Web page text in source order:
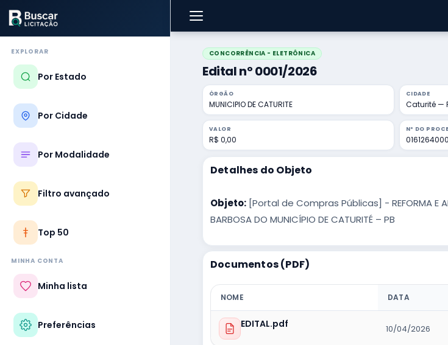
EXPLORAR
Por Estado
Por Cidade
Por Modalidade
Filtro avançado
Top 50
MINHA CONTA
Minha lista
Preferências
CONCORRÊNCIA - ELETRÔNICA
Edital nº 0001/2026
ÓRGÃO
MUNICIPIO DE CATURITE
CIDADE
Caturité —
VALOR
R$ 0,00
Nº DO
Detalhes do Objeto
Objeto: [Portal de Compras Públicas] - REFORMA E
BARBOSA DO MUNICÍPIO DE CATURITÉ – PB
Documentos (PDF)
NOME DATA
EDITAL.pdf 10/04/2026